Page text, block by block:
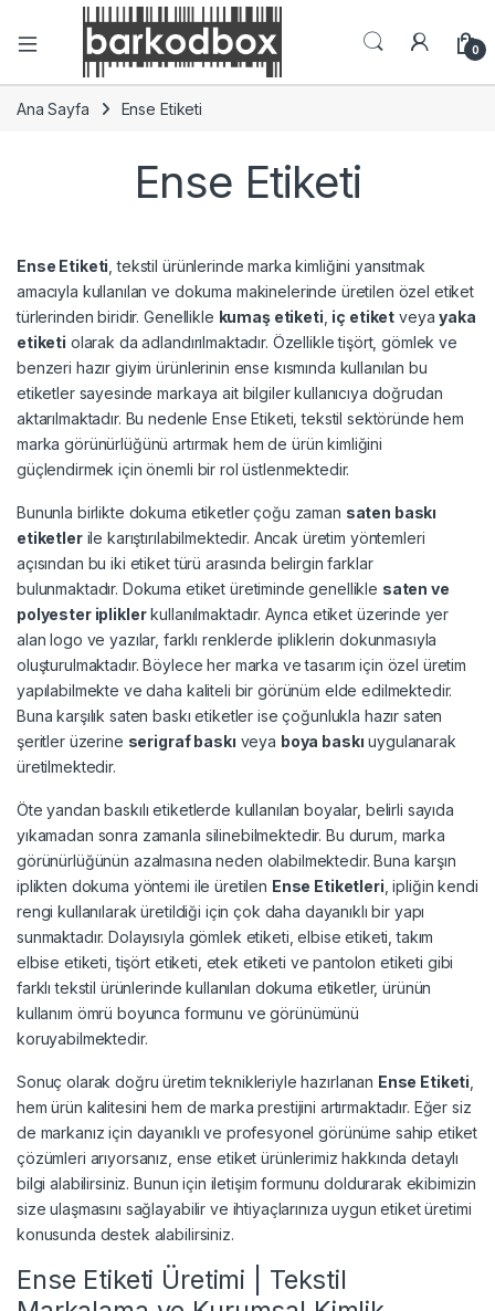
0
Ana Sayfa Ense Etiketi
Ense Etiketi
Ense Etiketi , tekstil ürünlerinde marka kimliğini yansıtmak
amacıyla kullanılan ve dokuma makinelerinde üretilen özel etiket
türlerinden biridir. Genellikle kumaş etiketi iç etiket veyayaka
etiketi olarak da adlandırılmaktadır. Özellikle tişört, gömlek ve
benzeri hazır giyim ürünlerinin ense kısmında kullanılan bu
etiketler sayesinde markaya ait bilgiler kullanıcıya doğrudan
aktarılmaktadır. Bu nedenle Ense Etiketi, tekstil sektöründe hem
marka görünürlüğünü artırmak hem de ürün kimliğini
güçlendirmek için önemli bir rol üstlenmektedir.
Bununla birlikte dokuma etiketler çoğu zaman saten baskı
etiketlerile karıştırılabilmektedir. Ancak üretim yöntemleri
açısından bu iki etiket türü arasında belirgin farklar
bulunmaktadır. Dokuma etiket üretiminde genellikle saten ve
polyester ipliklerkullanılmaktadır. Ayrıca etiket üzerinde yer
alan logo ve yazılar, farklı renklerde ipliklerin dokunmasıyla
oluşturulmaktadır. Böylece her marka ve tasarım için özel üretim
yapılabilmekte ve daha kaliteli bir görünüm elde edilmektedir.
Buna karşılık saten baskı etiketler ise çoğunlukla hazır saten
şeritler üzerine serigraf baskı veya boya baskı uygulanarak
üretilmektedir.
Öte yandan baskılı etiketlerde kullanılan boyalar, belirli sayıda
yıkamadan sonra zamanla silinebilmektedir. Bu durum, marka
görünürlüğünün azalmasına neden olabilmektedir. Buna karşın
iplikten dokuma yöntemi ile üretilen Ense Etiketleri , ipliğin kendi
rengi kullanılarak üretildiği için çok daha dayanıklı bir yapı
sunmaktadır. Dolayısıyla gömlek etiketi, elbise etiketi, takım
elbise etiketi, tişört etiketi, etek etiketi ve pantolon etiketi gibi
farklı tekstil ürünlerinde kullanılan dokuma etiketler, ürünün
kullanım ömrü boyunca formunu ve görünümünü
koruyabilmektedir.
Sonuç olarak doğru üretim teknikleriyle hazırlanan Ense Etiketi
hem ürün kalitesini hem de marka prestijini artırmaktadır. Eğer siz
de markanız için dayanıklı ve profesyonel görünüme sahip etiket
çözümleri arıyorsanız, ense etiket ürünlerimiz hakkında detaylı
bilgi alabilirsiniz. Bunun için iletişim formunu doldurarak ekibimizin
size ulaşmasını sağlayabilir ve ihtiyaçlarınıza uygun etiket üretimi
konusunda destek alabilirsiniz.
Ense Etiketi Üretimi | Tekstil